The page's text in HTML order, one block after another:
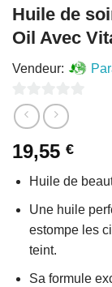
Huile de
Oil Avec
Vendeur:
0
sur
5
19,55 €
Huile de
Une huile
estompe les
teint.
Sa formule